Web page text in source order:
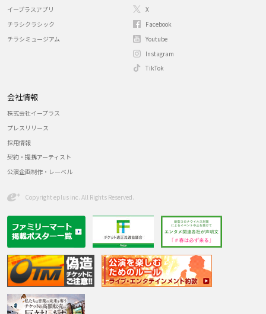
イープラスアプリ
チラシクラシック
チラシミュージアム
X
Facebook
Youtube
Instagram
TikTok
会社情報
株式会社イープラス
プレスリリース
採用情報
契約・提携アーティスト
公演企画制作・レーベル
Copyright eplus inc. All Rights Reserved.